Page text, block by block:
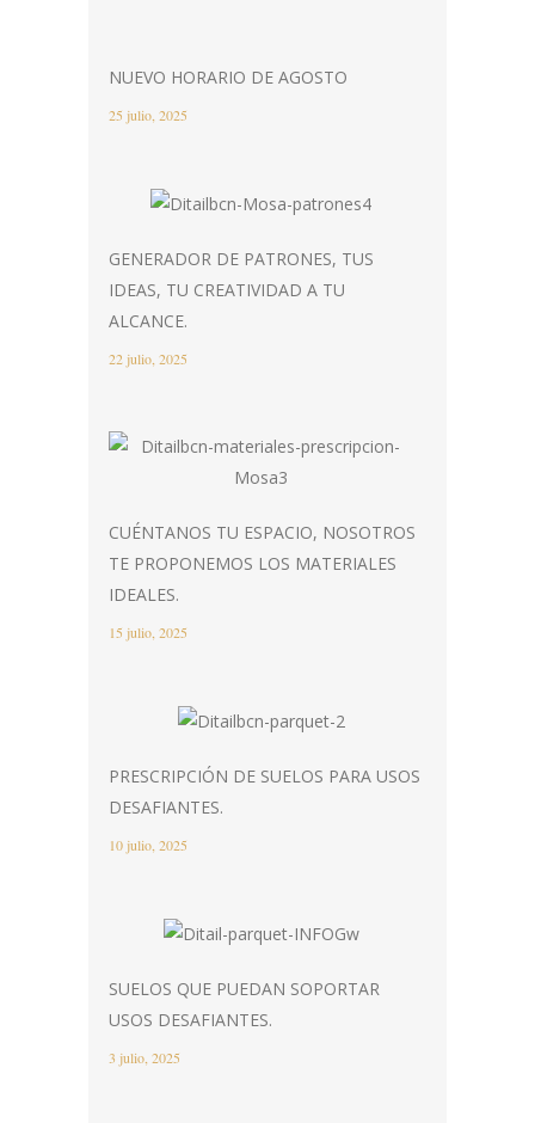
NUEVO HORARIO DE AGOSTO
25 julio, 2025
GENERADOR DE PATRONES, TUS
IDEAS, TU CREATIVIDAD A TU
ALCANCE.
22 julio, 2025
CUÉNTANOS TU ESPACIO, NOSOTROS
TE PROPONEMOS LOS MATERIALES
IDEALES.
15 julio, 2025
PRESCRIPCIÓN DE SUELOS PARA USOS
DESAFIANTES.
10 julio, 2025
SUELOS QUE PUEDAN SOPORTAR
USOS DESAFIANTES.
3 julio, 2025